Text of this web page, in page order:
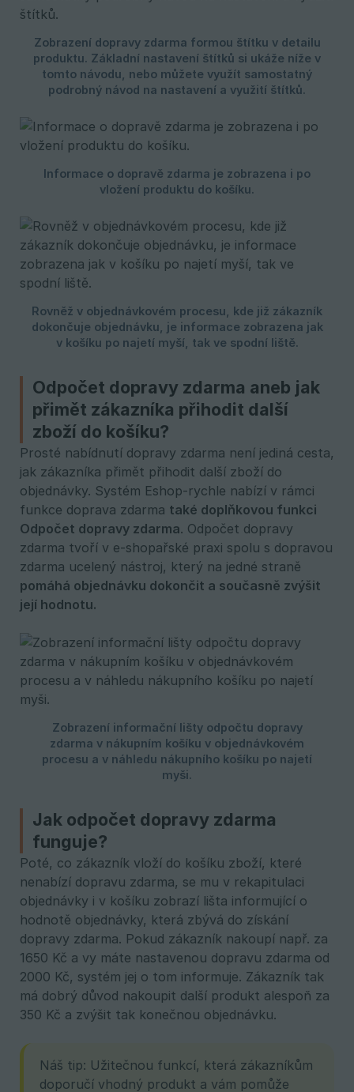
Odpočet dopravy zdarma aneb jak
přimět zákazníka přihodit další
zboží do košíku?
Prosté nabídnutí dopravy zdarma není jediná cesta,
jak zákazníka přimět přihodit další zboží do
objednávky. Systém Eshop-rychle nabízí v rámci
funkce doprava zdarma také doplňkovou funkci
Odpočet dopravy zdarma. Odpočet dopravy
zdarma tvoří v e-shopařské praxi spolu s dopravou
zdarma ucelený nástroj, který na jedné straně
pomáhá objednávku dokončit a současně zvýšit
její hodnotu.
Jak odpočet dopravy zdarma
funguje?
Poté, co zákazník vloží do košíku zboží, které
nenabízí dopravu zdarma, se mu v rekapitulaci
objednávky i v košíku zobrazí lišta informující o
hodnotě objednávky, která zbývá do získání
dopravy zdarma. Pokud zákazník nakoupí např. za
1650 Kč a vy máte nastavenou dopravu zdarma od
2000 Kč, systém jej o tom informuje. Zákazník tak
má dobrý důvod nakoupit další produkt alespoň za
350 Kč a zvýšit tak konečnou objednávku.
Náš tip: Užitečnou funkcí, která zákazníkům
doporučí vhodný produkt a vám pomůže